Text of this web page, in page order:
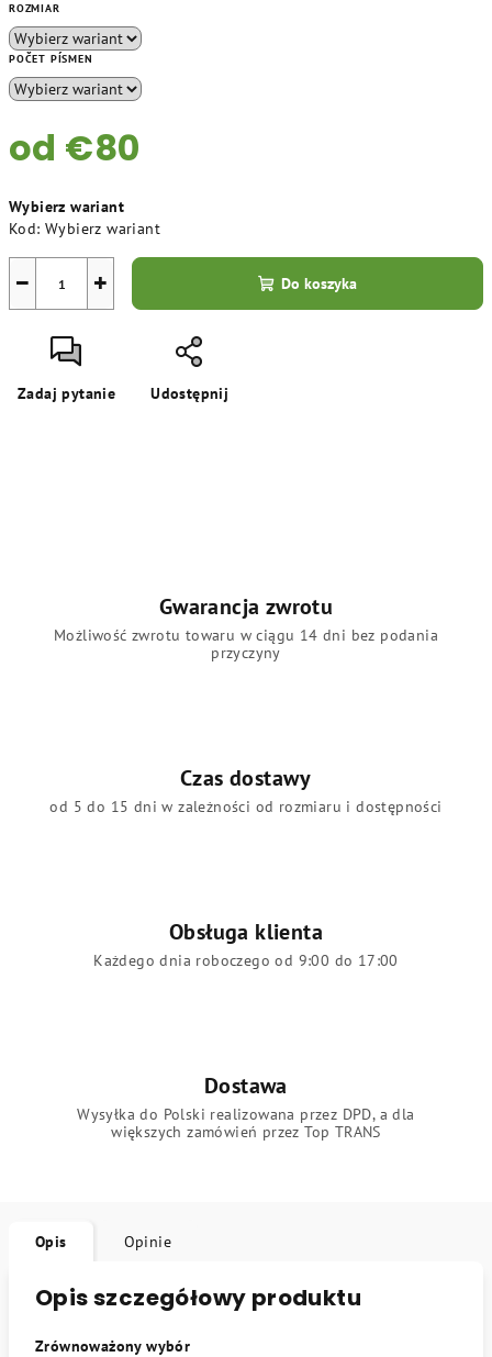
ROZMIAR
POČET PÍSMEN
od €80
jednostkowa:
Wybierz wariant
Kod: Wybierz wariant
+
− Do koszyka
Zadaj pytanie Udostępnij
Gwarancja zwrotu
Możliwość zwrotu towaru w ciągu 14 dni bez podania
przyczyny
Czas dostawy
od 5 do 15 dni w zależności od rozmiaru i dostępności
Obsługa klienta
Każdego dnia roboczego od 9:00 do 17:00
Dostawa
Wysyłka do Polski realizowana przez DPD, a dla
większych zamówień przez Top TRANS
Opis Opinie
Opis szczegółowy produktu
Zrównoważony wybór